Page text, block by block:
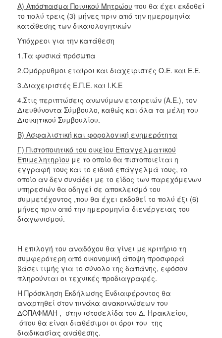
Α) Απόσπασμα Ποινικού Μητρώου που θα έχει εκδοθεί
το πολύ τρεις (3) μήνες πριν από την ημερομηνία
κατάθεσης των δικαιολογητικών
Υπόχρεοι για την κατάθεση
1.Τα φυσικά πρόσωπα
2.Ομόρρυθμοι εταίροι και διαχειριστές Ο.Ε. και Ε.Ε.
3.Διαχειριστές Ε.Π.Ε. και Ι.Κ.Ε
4.Στις περιπτώσεις ανωνύμων εταιρειών (Α.Ε.), τον
Διευθύνοντα Σύμβουλο, καθώς και όλα τα μέλη του
Διοικητικού Συμβουλίου.
Β) Ασφαλιστική και φορολογική ενημερότητα
Γ) Πιστοποιητικό του οικείου Επαγγελματικού
Επιμελητηρίου με το οποίο θα πιστοποιείται η
εγγραφή τους και το ειδικό επάγγελμά τους, το
οποίο αν δεν συνάδει με το είδος των παρεχόμενων
υπηρεσιών θα οδηγεί σε αποκλεισμό του
συμμετέχοντος ,που θα έχει εκδοθεί το πολύ έξι (6)
μήνες πριν από την ημερομηνία διενέργειας του
διαγωνισμού.
H επιλογή του αναδόχου θα γίνει με κριτήριο τη
συμφερότερη από οικονομική άποψη προσφορά
βάσει τιμής για το σύνολο της δαπάνης, εφόσον
πληρούνται οι τεχνικές προδιαγραφές.
Η Πρόσκληση Εκδήλωσης Ενδιαφέροντος θα
αναρτηθεί στον πινάκα ανακοινώσεων του
ΔΟΠΑΦΜΑΗ , στην ιστοσελίδα του Δ. Ηρακλείου,
όπου θα είναι διαθέσιμοι οι όροι του της
διαδικασίας ανάθεσης.